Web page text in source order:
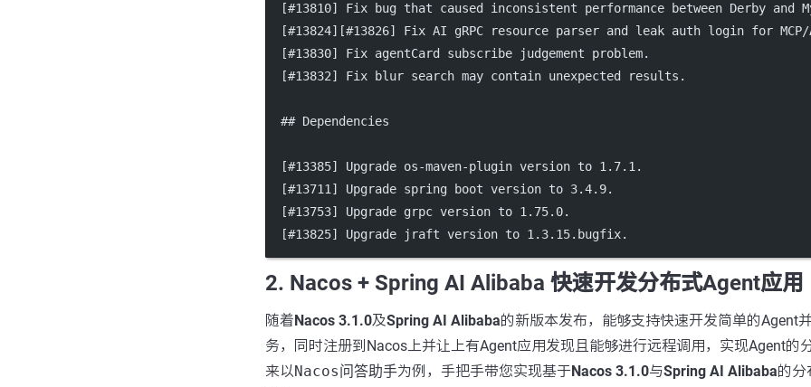
  [
#13810] Fix bug that caused inconsistent performance between Derby and
  [
#13824][#13826] Fix AI gRPC resource parser and leak auth login for
  [
#13830] Fix agentCard subscribe judgement problem.
  [
#13832] Fix blur search may contain unexpected results.
  ## Dependencies
  [
#13385] Upgrade os-maven-plugin version to 1.7.1.
  [
#13711 ] Upgrade spring boot version to 3.4.9.
  [
#13753] Upgrade grpc version to 1.75.0.
  [
#13825] Upgrade jraft version to 1.3.15.bugfix.
2. Nacos + Spring AI Alibaba 快速开发分布式Agent应用
随着Nacos 3.1.0及Spring AI Alibaba的新版本发布，能够支持快速开发简单的Agent
务，同时注册到Nacos上并让上有Agent应用发现且能够进行远程调用，实现Agent的
来以Nacos问答助手为例，手把手带您实现基于Nacos 3.1.0与Spring AI Alibaba的分